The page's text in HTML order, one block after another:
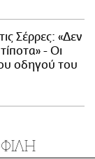
Σέρρες: «Δεν
- Οι
οδηγού του